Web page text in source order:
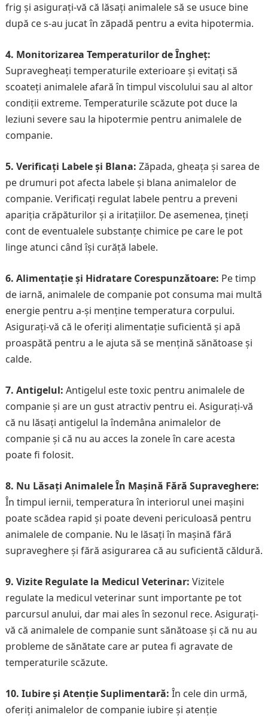
frig și asigurați-vă că lăsați animalele să se usuce bine
după ce s-au jucat în zăpadă pentru a evita hipotermia.
4. Monitorizarea Temperaturilor de Îngheț:
Supravegheați temperaturile exterioare și evitați să
scoateți animalele afară în timpul viscolului sau al altor
condiții extreme. Temperaturile scăzute pot duce la
leziuni severe sau la hipotermie pentru animalele de
companie.
5. Verificați Labele și Blana: Zăpada, gheața și sarea de
pe drumuri pot afecta labele și blana animalelor de
companie. Verificați regulat labele pentru a preveni
apariția crăpăturilor și a iritațiilor. De asemenea, țineți
cont de eventualele substanțe chimice pe care le pot
linge atunci când își curăță labele.
6. Alimentație și Hidratare Corespunzătoare: Pe timp
de iarnă, animalele de companie pot consuma mai multă
energie pentru a-și menține temperatura corpului.
Asigurați-vă că le oferiți alimentație suficientă și apă
proaspătă pentru a le ajuta să se mențină sănătoase și
calde.
7. Antigelul: Antigelul este toxic pentru animalele de
companie și are un gust atractiv pentru ei. Asigurați-vă
că nu lăsați antigelul la îndemâna animalelor de
companie și că nu au acces la zonele în care acesta
poate fi folosit.
8. Nu Lăsați Animalele În Mașină Fără Supraveghere:
În timpul iernii, temperatura în interiorul unei mașini
poate scădea rapid și poate deveni periculoasă pentru
animalele de companie. Nu le lăsați în mașină fără
supraveghere și fără asigurarea că au suficientă căldură.
9. Vizite Regulate la Medicul Veterinar: Vizitele
regulate la medicul veterinar sunt importante pe tot
parcursul anului, dar mai ales în sezonul rece. Asigurați-
vă că animalele de companie sunt sănătoase și că nu au
probleme de sănătate care ar putea fi agravate de
temperaturile scăzute.
10. Iubire și Atenție Suplimentară: În cele din urmă,
oferiți animalelor de companie iubire și atenție